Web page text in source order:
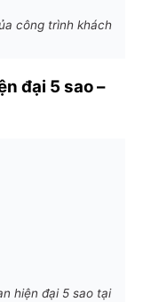
công trình khách
đại 5 sao –
hiện đại 5 sao tại